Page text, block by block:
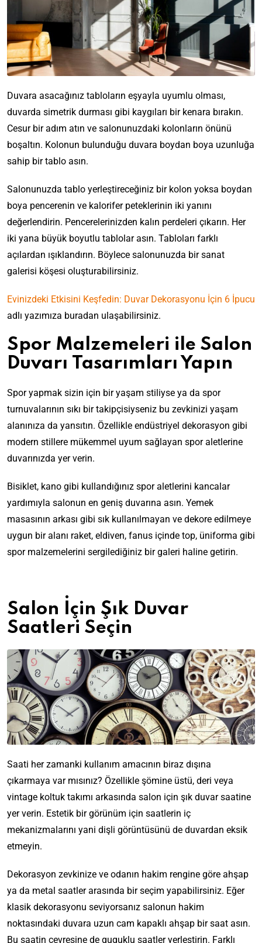
Duvara asacağınız tabloların eşyayla uyumlu olması,
duvarda simetrik durması gibi kaygıları bir kenara bırakın.
Cesur bir adım atın ve salonunuzdaki kolonların önünü
boşaltın. Kolonun bulunduğu duvara boydan boya uzunluğa
sahip bir tablo asın.
Salonunuzda tablo yerleştireceğiniz bir kolon yoksa boydan
boya pencerenin ve kalorifer peteklerinin iki yanını
değerlendirin. Pencerelerinizden kalın perdeleri çıkarın. Her
iki yana büyük boyutlu tablolar asın. Tabloları farklı
açılardan ışıklandırın. Böylece salonunuzda bir sanat
galerisi köşesi oluşturabilirsiniz.
Evinizdeki Etkisini Keşfedin: Duvar Dekorasyonu İçin 6 İpucu
adlı yazımıza buradan ulaşabilirsiniz.
Spor Malzemeleri ile Salon
Duvarı Tasarımları Yapın
Spor yapmak sizin için bir yaşam stiliyse ya da spor
turnuvalarının sıkı bir takipçisiyseniz bu zevkinizi yaşam
alanınıza da yansıtın. Özellikle endüstriyel dekorasyon gibi
modern stillere mükemmel uyum sağlayan spor aletlerine
duvarınızda yer verin.
Bisiklet, kano gibi kullandığınız spor aletlerini kancalar
yardımıyla salonun en geniş duvarına asın. Yemek
masasının arkası gibi sık kullanılmayan ve dekore edilmeye
uygun bir alanı raket, eldiven, fanus içinde top, üniforma gibi
spor malzemelerini sergilediğiniz bir galeri haline getirin.
Salon İçin Şık Duvar
Saatleri Seçin
Saati her zamanki kullanım amacının biraz dışına
çıkarmaya var mısınız? Özellikle şömine üstü, deri veya
vintage koltuk takımı arkasında salon için şık duvar saatine
yer verin. Estetik bir görünüm için saatlerin iç
mekanizmalarını yani dişli görüntüsünü de duvardan eksik
etmeyin.
Dekorasyon zevkinize ve odanın hakim rengine göre ahşap
ya da metal saatler arasında bir seçim yapabilirsiniz. Eğer
klasik dekorasyonu seviyorsanız salonun hakim
noktasındaki duvara uzun cam kapaklı ahşap bir saat asın.
Bu saatin çevresine de guguklu saatler yerleştirin. Farklı